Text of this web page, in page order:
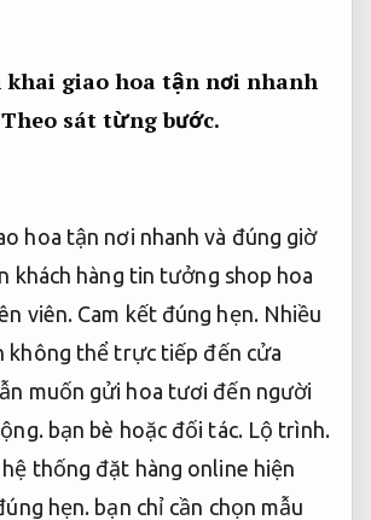
giao hoa tận nơi nhanh
Theo sát từng bước.
hoa tận nơi nhanh và đúng giờ
khách hàng tin tưởng shop hoa
viên. Cam kết đúng hẹn. Nhiều
không thể trực tiếp đến cửa
muốn gửi hoa tươi đến người
bạn bè hoặc đối tác. Lộ trình.
thống đặt hàng online hiện
hẹn. bạn chỉ cần chọn mẫu